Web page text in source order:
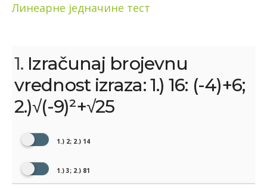
Линеарне једначине тест
1. Izračunaj brojevnu
vrednost izraza: 1.) 16: (-4)+6;
2.)√(-9)²+√25
1.) 2; 2.) 14
1.) 3; 2.) 81